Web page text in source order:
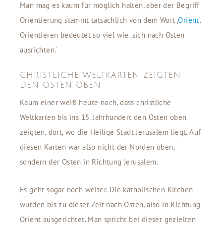
Man mag es kaum für möglich halten, aber der Begriff
Orientierung stammt tatsächlich von dem Wort ‚Orient‘.
Orientieren bedeutet so viel wie ‚sich nach Osten
ausrichten.‘
CHRISTLICHE WELTKARTEN ZEIGTEN
DEN OSTEN OBEN
Kaum einer weiß heute noch, dass christliche
Weltkarten bis ins 15. Jahrhundert den Osten oben
zeigten, dort, wo die Heilige Stadt Jerusalem liegt. Auf
diesen Karten war also nicht der Norden oben,
sondern der Osten in Richtung Jerusalem.
Es geht sogar noch weiter. Die katholischen Kirchen
wurden bis zu dieser Zeit nach Osten, also in Richtung
Orient ausgerichtet. Man spricht bei dieser gezielten